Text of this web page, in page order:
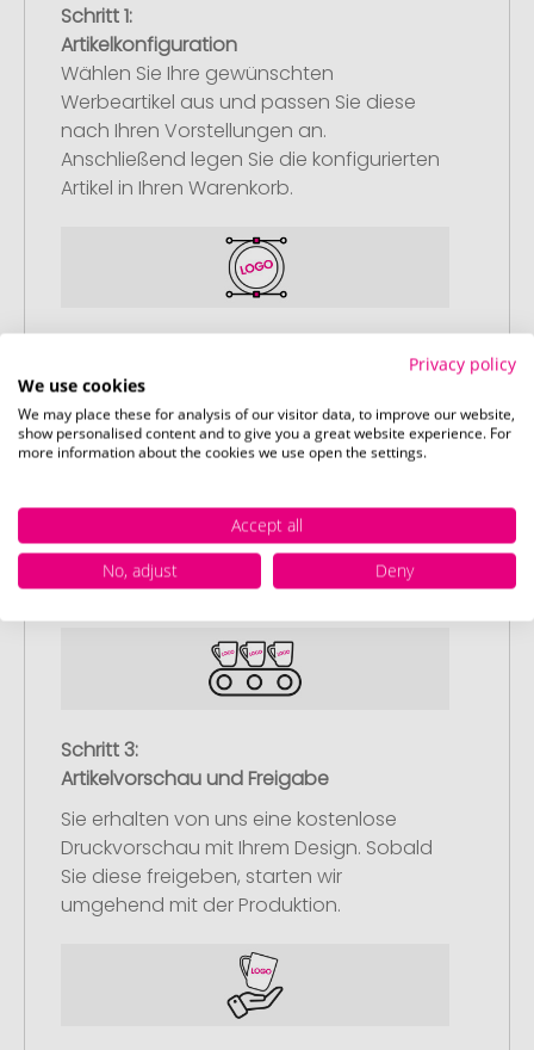
Schritt 1:
Artikelkonfiguration
Wählen Sie Ihre gewünschten
Werbeartikel aus und passen Sie diese
nach Ihren Vorstellungen an.
Anschließend legen Sie die konfigurierten
Artikel in Ihren Warenkorb.
Upload Ihres Logos oder Motivs
Laden Sie auf unserer
Bestellabschlussseite (Checkout) Ihr Logo
Bestellung ab. Falls Sie gerade keine
passende Datei zur Verfügung haben,
können Sie diese gerne später
nachliefern.
Schritt 3:
Artikelvorschau und Freigabe
Sie erhalten von uns eine kostenlose
Druckvorschau mit Ihrem Design. Sobald
Sie diese freigeben, starten wir
umgehend mit der Produktion.
Privacy policy
We use cookies
We may place these for analysis of our visitor data, to improve our website,
show personalised content and to give you a great website experience. For
more information about the cookies we use open the settings.
Accept all
No, adjust
Deny